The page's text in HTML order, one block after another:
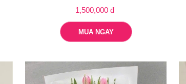
1,500,000 đ
MUA NGAY